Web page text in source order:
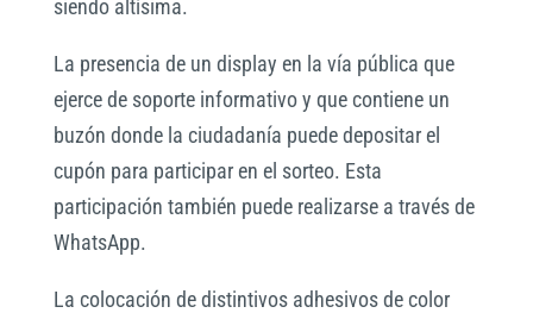
siendo altísima.
La presencia de un display en la vía pública que
ejerce de soporte informativo y que contiene un
buzón donde la ciudadanía puede depositar el
cupón para participar en el sorteo. Esta
participación también puede realizarse a través de
WhatsApp.
La colocación de distintivos adhesivos de color